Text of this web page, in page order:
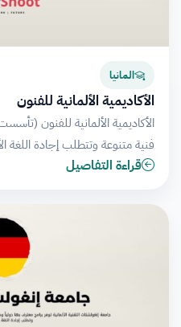
المانيا
الأكاديمية الألمانية للفنون
فنية متنوعة وتتطلب إجادة اللغة
قراءة التفاصيل